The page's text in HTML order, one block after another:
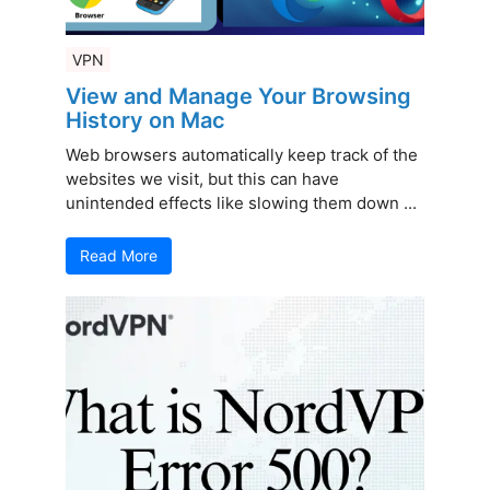
VPN
View and Manage Your Browsing
History on Mac
Web browsers automatically keep track of the
websites we visit, but this can have
unintended effects like slowing them down ...
Read More